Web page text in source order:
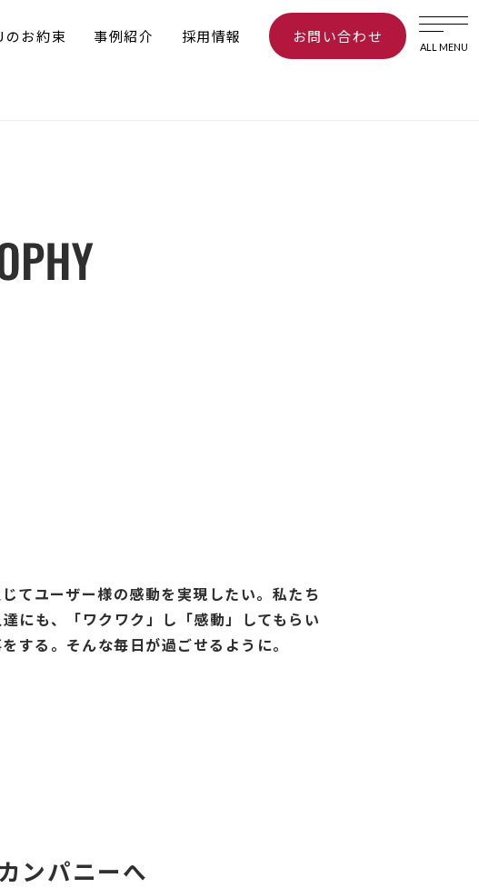
お約束 事例紹介 採用情報 お問い合わせ
ALL MENU
てユーザー様の感動を実現したい。私たち
にも、「ワクワク」し「感動」してもらい
する。そんな毎日が過ごせるように。
ンパニーへ